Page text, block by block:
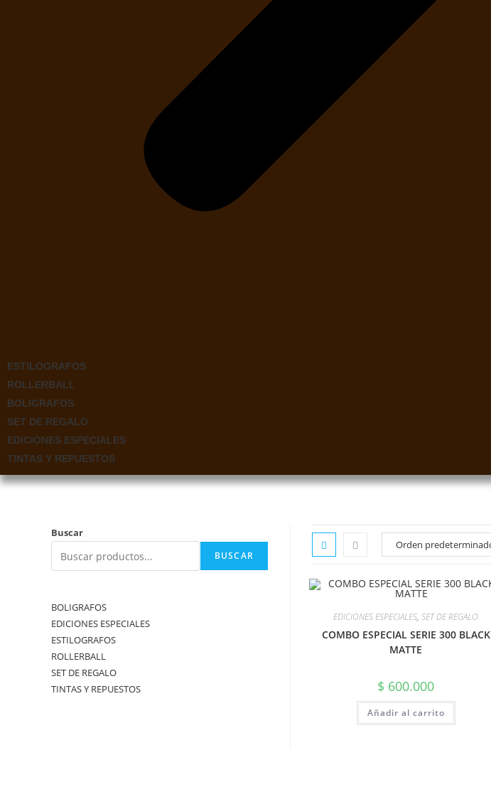
ESTILOGRAFOS
ROLLERBALL
BOLIGRAFOS
SET DE REGALO
EDICIONES ESPECIALES
TINTAS Y REPUESTOS
EDICIONES ESPECIALES,SET DE REGALO
COMBO ESPECIAL SERIE 300 BLACK
MATTE
$ 600.000
Añadir al carrito
Buscar
BUSCAR
BOLIGRAFOS
EDICIONES ESPECIALES
ESTILOGRAFOS
ROLLERBALL
SET DE REGALO
TINTAS Y REPUESTOS